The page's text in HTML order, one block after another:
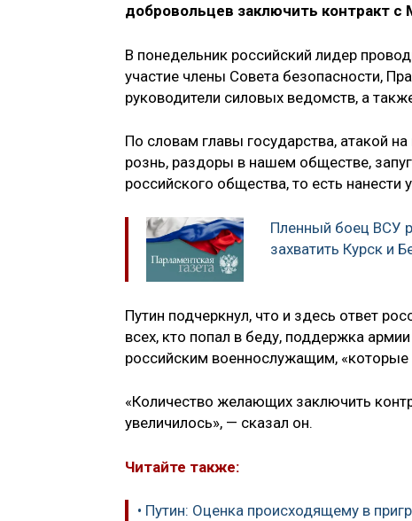
добровольцев заключить контракт
В понедельник российский лидер
участие члены Совета безопасности,
руководители силовых ведомств, а
По словам главы государства, атакой
рознь, раздоры в нашем обществе,
российского общества, то есть нанести
Пленный боец ВСУ
захватить Курск и
Путин подчеркнул, что и здесь ответ
всех, кто попал в беду, поддержка
российским военнослужащим,
«Количество желающих заключить
увеличилось», — сказал он.
Читайте также:
• Путин: Оценка происходящему в